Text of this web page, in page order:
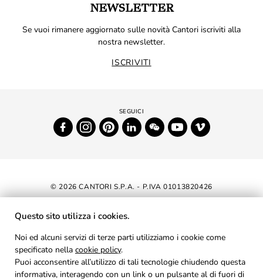
NEWSLETTER
Se vuoi rimanere aggiornato sulle novità Cantori iscriviti alla
nostra newsletter.
ISCRIVITI
© 2026 CANTORI S.P.A. - P.IVA 01013820426
DICHIARAZIONE DI ACCESSIBILITÀ
AREA RISERVATA
PRIVACY
Questo sito utilizza i cookies.
Noi ed alcuni servizi di terze parti utilizziamo i cookie come
specificato nella cookie policy.
Puoi acconsentire all’utilizzo di tali tecnologie chiudendo questa
informativa, interagendo con un link o un pulsante al di fuori di